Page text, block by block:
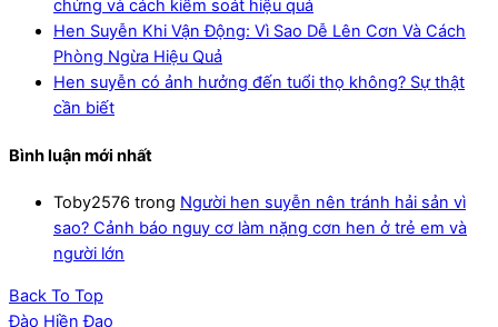
chứng và cách kiểm soát hiệu quả
Hen Suyễn Khi Vận Động: Vì Sao Dễ Lên Cơn Và Cách
Phòng Ngừa Hiệu Quả
Hen suyễn có ảnh hưởng đến tuổi thọ không? Sự thật
cần biết
Bình luận mới nhất
Toby2576 trong Người hen suyễn nên tránh hải sản vì
sao? Cảnh báo nguy cơ làm nặng cơn hen ở trẻ em và
người lớn
Back To Top
Đào Hiền Đạo